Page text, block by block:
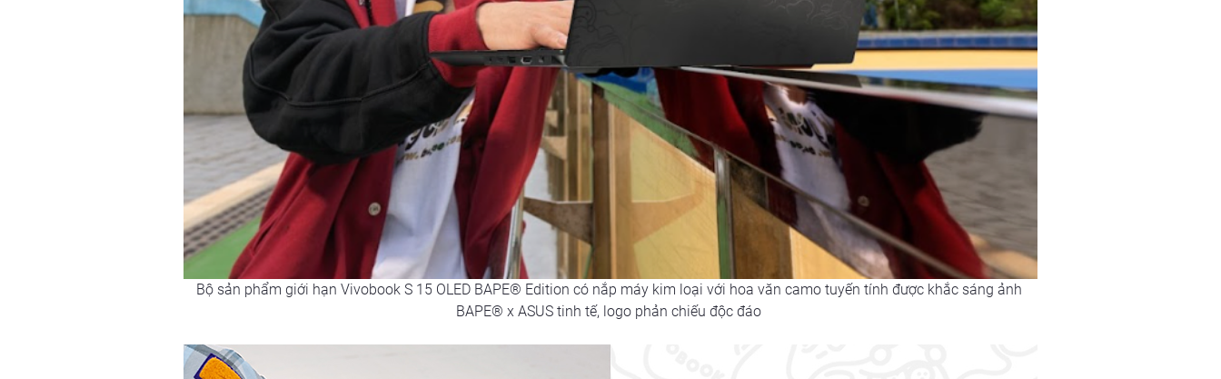
Bộ sản phẩm giới hạn Vivobook S 15 OLED BAPE® Edition có nắp máy kim loại với hoa văn camo tuyến tính được khắc sáng ảnh
BAPE® x ASUS tinh tế, logo phản chiếu độc đáo